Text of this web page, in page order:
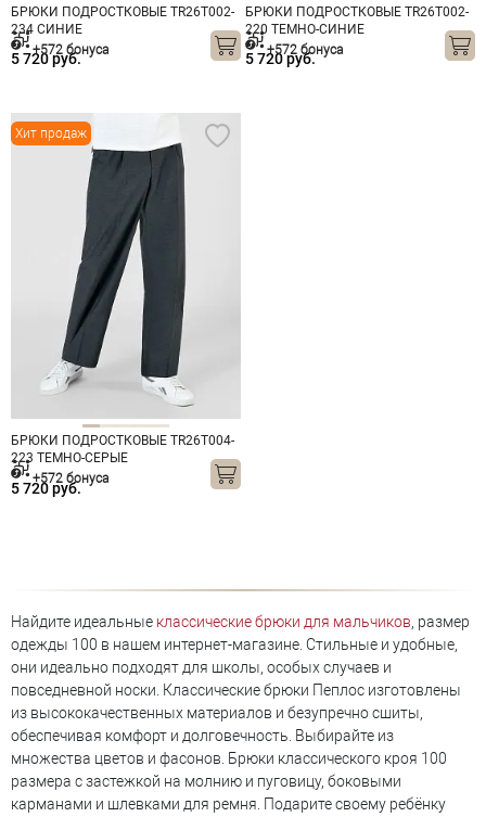
БРЮКИ ПОДРОСТКОВЫЕ TR26T002-
234 СИНИЕ
5 720 руб.
+572 бонуса
БРЮКИ ПОДРОСТКОВЫЕ TR26T002-
220 ТЕМНО-СИНИЕ
5 720 руб.
+572 бонуса
Хит продаж
БРЮКИ ПОДРОСТКОВЫЕ TR26T004-
223 ТЕМНО-СЕРЫЕ
5 720 руб.
+572 бонуса
Найдите идеальные классические брюки для мальчиков , размер
одежды 100 в нашем интернет-магазине. Стильные и удобные,
они идеально подходят для школы, особых случаев и
повседневной носки. Классические брюки Пеплос изготовлены
из высококачественных материалов и безупречно сшиты,
обеспечивая комфорт и долговечность. Выбирайте из
множества цветов и фасонов. Брюки классического кроя 100
размера с застежкой на молнию и пуговицу, боковыми
карманами и шлевками для ремня. Подарите своему ребёнку